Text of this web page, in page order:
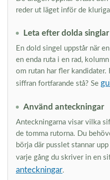
reder ut läget inför de
Leta efter dolda singlar
En dold singel uppstår när
en enda ruta i en rad,
om rutan har fler kandidater.
siffran fortfarande stå? Se
Använd anteckningar
Anteckningarna visar vilka
de tomma rutorna. Du
börja där pusslet stannar
varje gång du skriver in en
anteckningar.